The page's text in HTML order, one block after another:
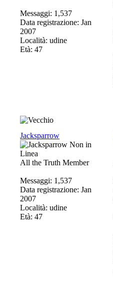
Messaggi: 1,537
Data registrazione: Jan
2007
Località: udine
Età: 47
Jacksparrow
All the Truth Member
Messaggi: 1,537
Data registrazione: Jan
2007
Località: udine
Età: 47